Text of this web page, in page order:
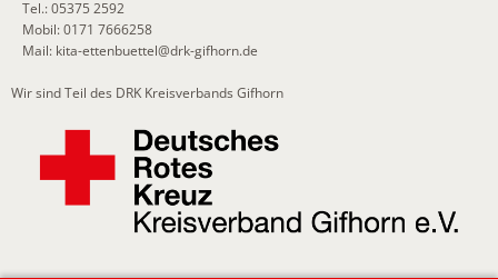
Tel.: 05375 2592
Mobil: 0171 7666258
Mail: kita-ettenbuettel@drk-gifhorn.de
Wir sind Teil des DRK Kreisverbands Gifhorn